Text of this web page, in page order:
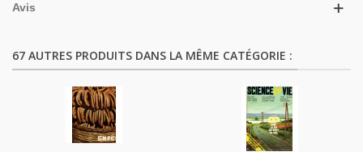
Avis
67 AUTRES PRODUITS DANS LA MÊME CATÉGORIE :